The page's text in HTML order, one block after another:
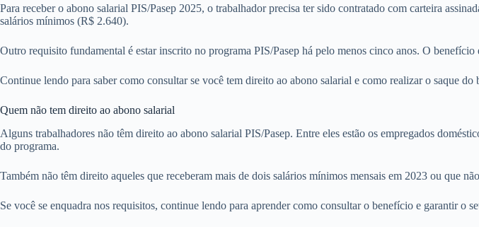
Para receber o abono salarial PIS/Pasep 2025, o trabalhador precisa ter sido contratado com carteira
salários mínimos (R$ 2.640).
Outro requisito fundamental é estar inscrito no programa PIS/Pasep há pelo menos cinco anos. O
Continue lendo para saber como consultar se você tem direito ao abono salarial e como realizar o saque do
Quem não tem direito ao abono salarial
Alguns trabalhadores não têm direito ao abono salarial PIS/Pasep. Entre eles estão os empregados
do programa.
Também não têm direito aqueles que receberam mais de dois salários mínimos mensais em 2023 ou que
Se você se enquadra nos requisitos, continue lendo para aprender como consultar o benefício e garantir o